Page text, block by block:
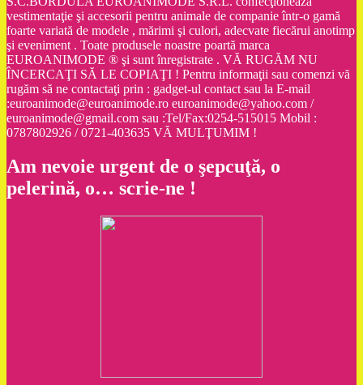
vestimentaţie şi accesorii pentru animale de companie într-o gamă
foarte variată de modele , mărimi şi culori, adecvate fiecărui anotimp
şi eveniment . Toate produsele noastre poartă marca
EUROANIMODE ® şi sunt înregistrate . VĂ RUGĂM NU
ÎNCERCAŢI SĂ LE COPIAŢI ! Pentru informaţii sau comenzi vă
rugăm să ne contactaţi prin : gadget-ul contact sau la E-mail
:euroanimode@euroanimode.ro euroanimode@yahoo.com /
euroanimode@gmail.com sau :Tel/Fax:0254-515015 Mobil :
0787802926 / 0721-403635 VĂ MULŢUMIM !
Am nevoie urgent de o şepcuţă, o
pelerină, o… scrie-ne !